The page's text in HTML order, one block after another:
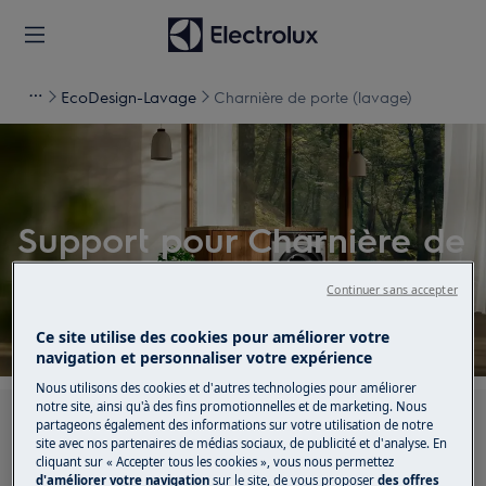
EcoDesign-Lavage Charnière de porte (lavage)
Support pour Charnière de
porte (lavage)
Recherchez parmi nos articles d'assistance
Ce site utilise des cookies pour améliorer votre
navigation et personnaliser votre expérience
Nous utilisons des cookies et d'autres technologies pour améliorer
notre site, ainsi qu'à des fins promotionnelles et de marketing. Nous
partageons également des informations sur votre utilisation de notre
site avec nos partenaires de médias sociaux, de publicité et d'analyse. En
cliquant sur « Accepter tous les cookies », vous nous permettez
d'améliorer votre navigation sur le site, de vous proposerdes offres
Continuer sans accepter